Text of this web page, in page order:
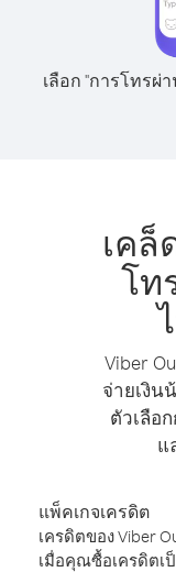
เลือก "การโทรผ่
เคล็
โท
Viber
จ่ายเงิน
ตัวเลือ
แ
แพ็คเกจเครดิต
เครดิตของ Viber
เมื่อคุณซื้อเครดิตเ